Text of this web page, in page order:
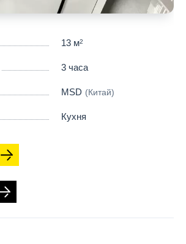
13 м2
3 часа
MSD (Китай)
Кухня